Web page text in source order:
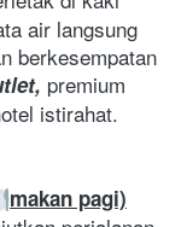
air langsung
berkesempatan
premium
istirahat.
makan pagi)